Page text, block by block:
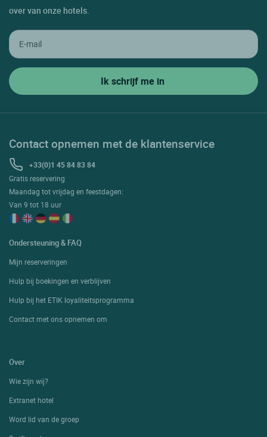
over van onze hotels.
Contact opnemen met de klantenservice
+33(0)1 45 84 83 84
Gratis reservering
Maandag tot vrijdag en feestdagen:
Van 9 tot 18 uur
Ondersteuning & FAQ
Mijn reserveringen
Hulp bij boekingen en verblijven
Hulp bij het ETIK loyaliteitsprogramma
Contact met ons opnemen om
Over
Wie zijn wij?
Extranet hotel
Word lid van de groep